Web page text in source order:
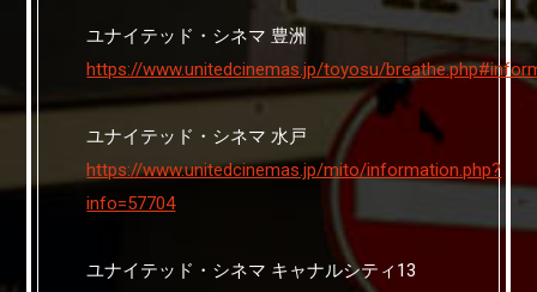
ユナイテッド・シネマ 豊洲
https://www.unitedcinemas.jp/toyosu/
ユナイテッド・シネマ 水戸
https://www.unitedcinemas.jp/mito/information.php?
info=57704
ユナイテッド・シネマ キャナルシティ13